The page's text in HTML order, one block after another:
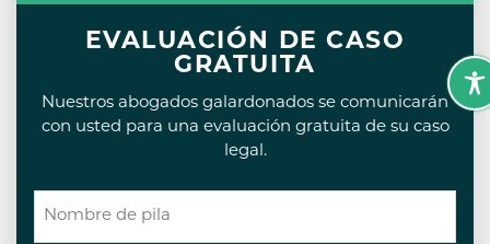
EVALUACIÓN DE CASO
GRATUITA
Nuestros abogados galardonados se comunicarán
con usted para una evaluación gratuita de su caso
legal.